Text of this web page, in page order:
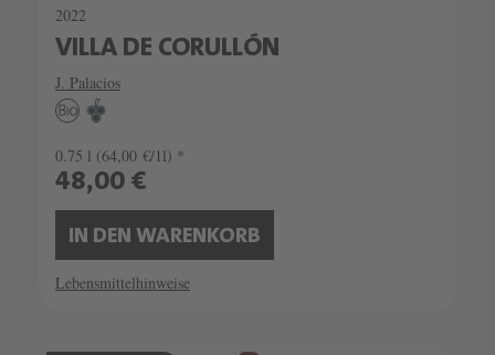
2022
VILLA DE CORULLÓN
J. Palacios
0.75 l (64,00 €/1l) *
48,00 €
IN DEN WARENKORB
Lebensmittelhinweise